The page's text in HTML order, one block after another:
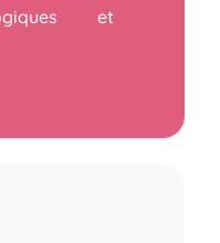
et